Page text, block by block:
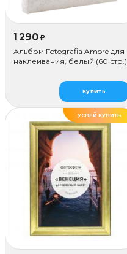
1 290 ₽
Альбом Fotografia Amore для
наклеивания, белый (60 стр.)
Купить
УСПЕЙ КУПИТЬ
ДЕЛАЕМ САМИ